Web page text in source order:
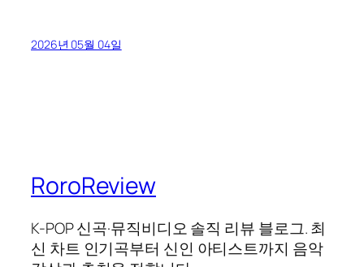
2026년 05월 04일
RoroReview
K-POP 신곡·뮤직비디오 솔직 리뷰 블로그. 최
신 차트 인기곡부터 신인 아티스트까지 음악